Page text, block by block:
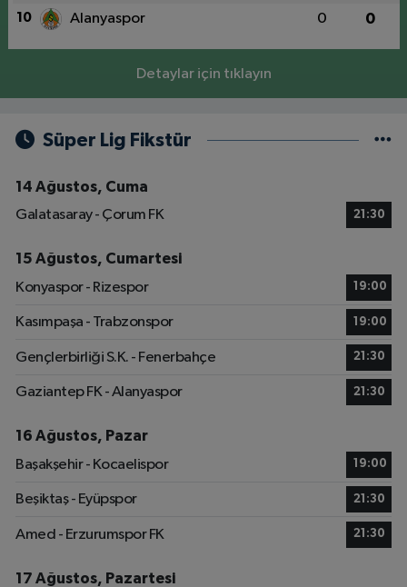
10 Alanyaspor 0 0
Detaylar için tıklayın
Süper Lig Fikstür
14 Ağustos, Cuma
Galatasaray - Çorum FK
21:30
15 Ağustos, Cumartesi
Konyaspor - Rizespor
19:00
Kasımpaşa - Trabzonspor 19:00
Gençlerbirliği S.K. - Fenerbahçe 21:30
Gaziantep FK - Alanyaspor 21:30
16 Ağustos, Pazar
Başakşehir - Kocaelispor
19:00
Beşiktaş - Eyüpspor 21:30
Amed - Erzurumspor FK 21:30
17 Ağustos, Pazartesi